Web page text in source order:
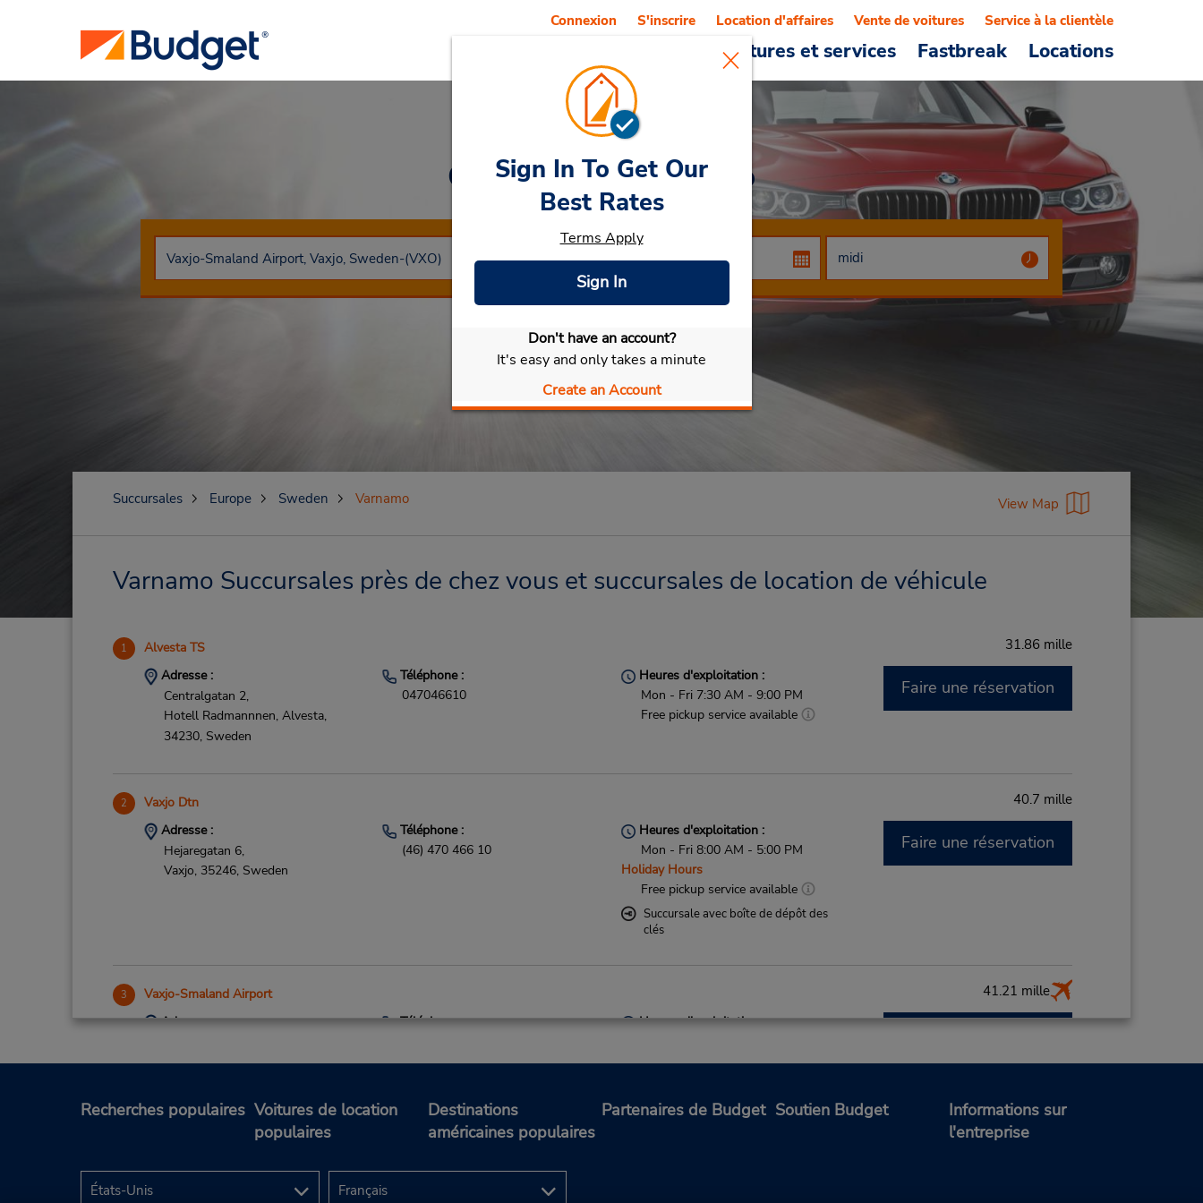
Voitures et services Fastbreak Locations
Connexion S'inscrire Location d'affaires Vente de voitures Service à la clientèle
Car RentalVarnamo
Sélectionner ma voiture
Sign In To Get Our
Best Rates
Terms Apply
Sign In
Don't have an account?
It's easy and only takes a minute
Create an Account
Succursales Europe Sweden Varnamo View Map
Varnamo Succursales près de chez vous et succursales de location de véhicule
1 Alvesta TS 31.86 mille
Adresse :
Centralgatan 2,
Hotell Radmannnen, Alvesta,
34230, Sweden
Téléphone :
047046610
Heures d'exploitation :
Mon - Fri 7:30 AM - 9:00 PM
Free pickup service available
Faire une réservation
2 Vaxjo Dtn 40.7 mille
Adresse :
Hejaregatan 6,
Vaxjo, 35246, Sweden
Téléphone :
(46) 470 466 10
Heures d'exploitation :
Mon - Fri 8:00 AM - 5:00 PM
Holiday Hours
Free pickup service available
Succursale avec boîte de dépôt des
clés
Faire une réservation
3 Vaxjo-Smaland Airport 41.21 mille
Adresse :
Vaxjo, 35240, Sweden
Téléphone :
Heures d'exploitation :
Holiday Hours
location se trouve dans le
terminal à une courte distance de
Recherches populaires Voitures de location
populaires
Destinations
américaines populaires
Partenaires de Budget Soutien Budget
Informations sur
l'entreprise